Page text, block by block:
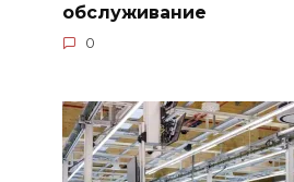
обслуживание
0